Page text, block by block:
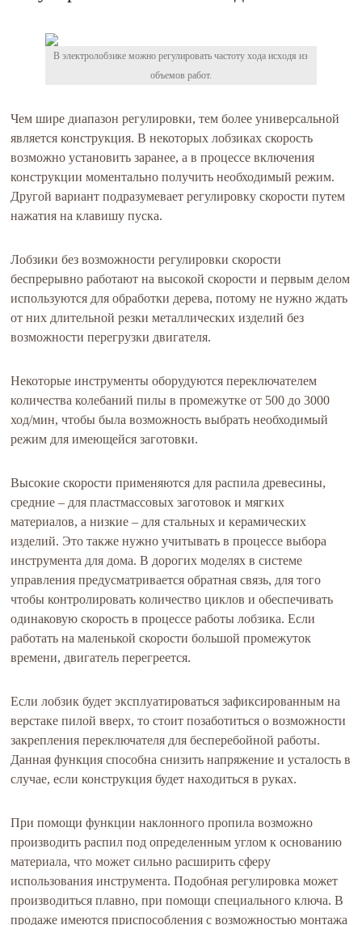
В электролобзике можно регулировать частоту хода исходя из
объемов работ.
Чем шире диапазон регулировки, тем более универсальной
является конструкция. В некоторых лобзиках скорость
возможно установить заранее, а в процессе включения
конструкции моментально получить необходимый режим.
Другой вариант подразумевает регулировку скорости путем
нажатия на клавишу пуска.
Лобзики без возможности регулировки скорости
беспрерывно работают на высокой скорости и первым делом
используются для обработки дерева, потому не нужно ждать
от них длительной резки металлических изделий без
возможности перегрузки двигателя.
Некоторые инструменты оборудуются переключателем
количества колебаний пилы в промежутке от 500 до 3000
ход/мин, чтобы была возможность выбрать необходимый
режим для имеющейся заготовки.
Высокие скорости применяются для распила древесины,
средние – для пластмассовых заготовок и мягких
материалов, а низкие – для стальных и керамических
изделий. Это также нужно учитывать в процессе выбора
инструмента для дома. В дорогих моделях в системе
управления предусматривается обратная связь, для того
чтобы контролировать количество циклов и обеспечивать
одинаковую скорость в процессе работы лобзика. Если
работать на маленькой скорости большой промежуток
времени, двигатель перегреется.
Если лобзик будет эксплуатироваться зафиксированным на
верстаке пилой вверх, то стоит позаботиться о возможности
закрепления переключателя для бесперебойной работы.
Данная функция способна снизить напряжение и усталость в
случае, если конструкция будет находиться в руках.
При помощи функции наклонного пропила возможно
производить распил под определенным углом к основанию
материала, что может сильно расширить сферу
использования инструмента. Подобная регулировка может
производиться плавно, при помощи специального ключа. В
продаже имеются приспособления с возможностью монтажа